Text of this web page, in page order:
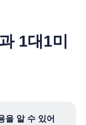
1대1미
을 알 수 있어